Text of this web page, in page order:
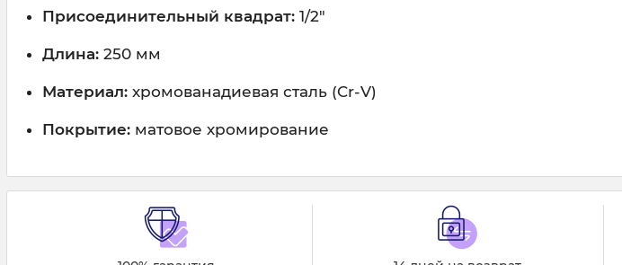
Присоединительный квадрат: 1/2"
Длина: 250 мм
Материал: хромованадиевая сталь (Cr-V)
Покрытие: матовое хромирование